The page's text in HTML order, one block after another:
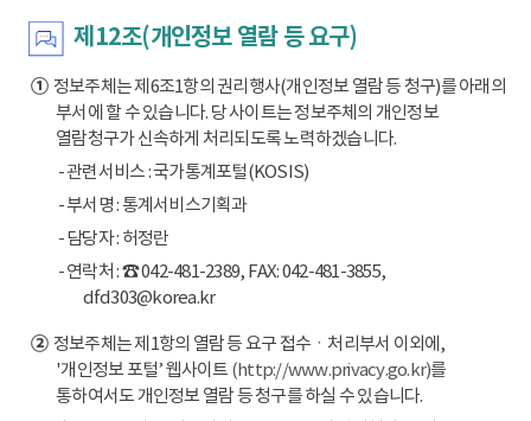
제12조(개인정보 열람 등 요구)
①정보주체는 제6조1항의 권리행사(개인정보 열람 등 청구)를 아래의
부서에 할 수 있습니다. 당 사이트는 정보주체의 개인정보
열람청구가 신속하게 처리되도록 노력하겠습니다.
- 관련서비스 : 국가통계포털(KOSIS)
- 부서명 : 통계서비스기획과
- 담당자 : 허정란
- 연락처 : ☎ 042-481-2389, FAX: 042-481-3855,
dfd303@korea.kr
②정보주체는 제1항의 열람 등 요구 접수ㆍ처리부서 이외에,
'개인정보 포털’ 웹사이트 (http://www.privacy.go.kr)를
통하여서도 개인정보 열람 등 청구를 하실 수 있습니다.